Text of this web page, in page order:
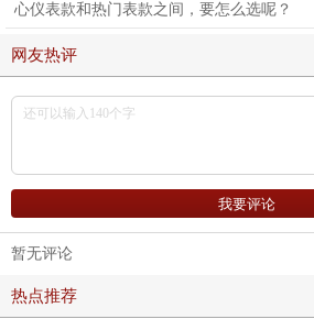
心仪表款和热门表款之间，要怎么选呢？
网友热评
暂无评论
热点推荐